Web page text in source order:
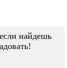
найдешь